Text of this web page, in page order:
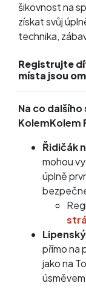
šikovnost na
získat svůj
technika,
Registrujte
místa jsou
Na co
KolemKolem
Řidičák
mohou
úplně
přímo na
jako na